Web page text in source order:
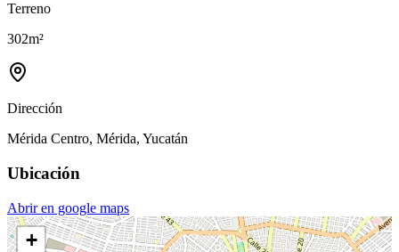
Terreno
302m²
Dirección
Mérida Centro, Mérida, Yucatán
Ubicación
Abrir en google maps
+